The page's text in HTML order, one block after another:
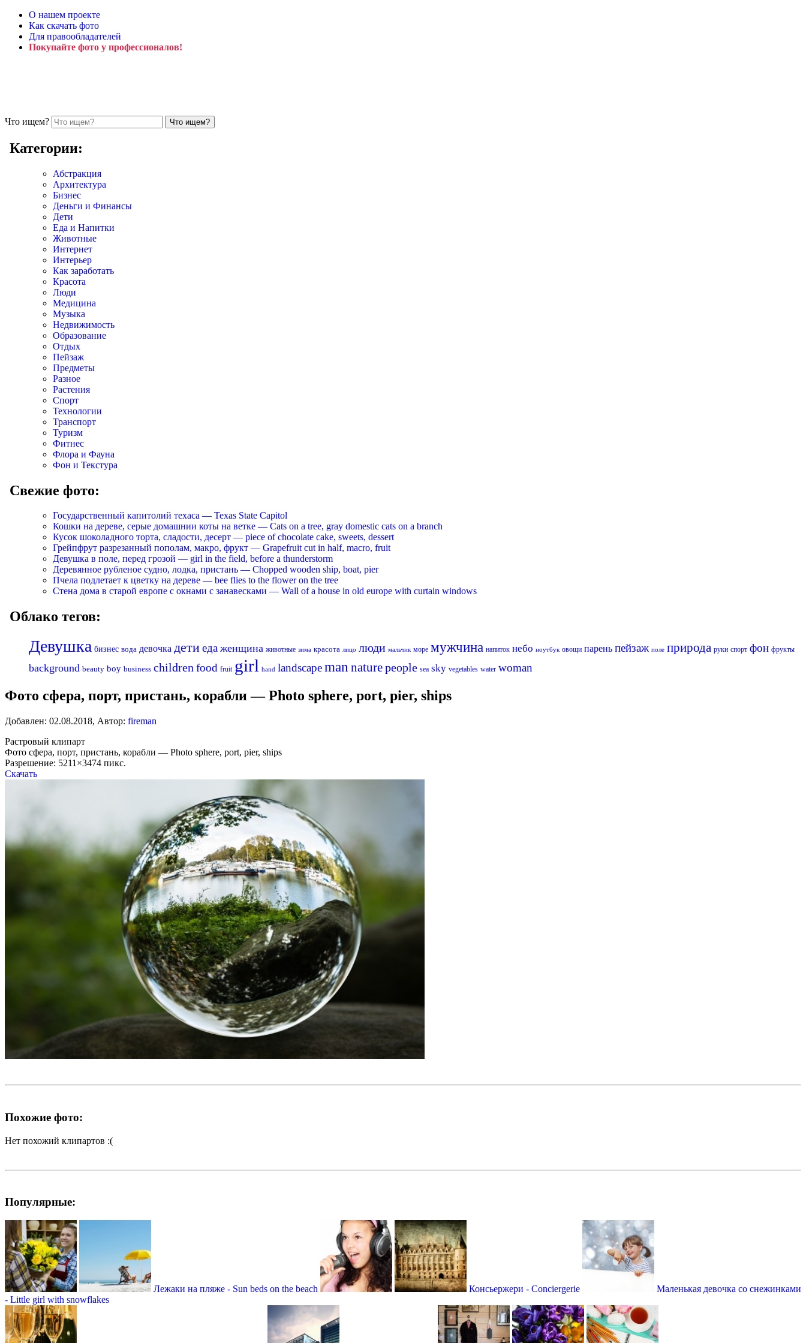
О нашем проекте
Как скачать фото
Для правообладателей
Покупайте фото у профессионалов!
Что ищем?
Категории:
Абстракция
Архитектура
Бизнес
Деньги и Финансы
Дети
Еда и Напитки
Животные
Интернет
Интерьер
Как заработать
Красота
Люди
Медицина
Музыка
Недвижимость
Образование
Отдых
Пейзаж
Предметы
Разное
Растения
Спорт
Технологии
Транспорт
Туризм
Фитнес
Флора и Фауна
Фон и Текстура
Свежие фото:
Государственный капитолий техаса — Texas State Capitol
Кошки на дереве, серые домашнии коты на ветке — Cats on a tree, gray domestic cats on a branch
Кусок шоколадного торта, сладости, десерт — piece of chocolate cake, sweets, dessert
Грейпфрут разрезанный пополам, макро, фрукт — Grapefruit cut in half, macro, fruit
Девушка в поле, перед грозой — girl in the field, before a thunderstorm
Деревянное рубленое судно, лодка, пристань — Chopped wooden ship, boat, pier
Пчела подлетает к цветку на дереве — bee flies to the flower on the tree
Стена дома в старой европе с окнами с занавесками — Wall of a house in old europe with curtain windows
Облако тегов:
Девушка бизнес вода девочка детиеда женщина животные зима красота лицо люди мальчик море мужчина напиток небо ноутбук овощи парень пейзаж поле природа руки спорт фон фрукты
background beauty boy business childrenfood fruit girl hand landscapeman naturepeople sea sky vegetables water woman
Фото сфера, порт, пристань, корабли — Photo sphere, port, pier, ships
Добавлен: 02.08.2018, Автор: fireman
Растровый клипарт
Фото сфера, порт, пристань, корабли — Photo sphere, port, pier, ships
Разрешение: 5211×3474 пикс.
Скачать
Похожие фото:
Нет похожий клипартов :(
Популярные:
Лежаки на пляже - Sun beds on the beach Консьержери - Conciergerie
Маленькая девочка со снежинками
- Little girl with snowflakes